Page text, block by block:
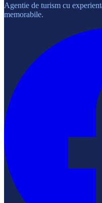
Agentie de turism cu
memorabile.